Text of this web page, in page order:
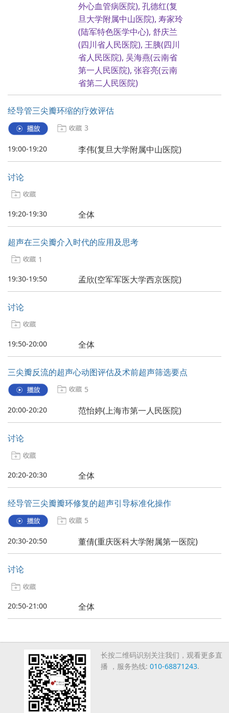
外心血管病医院), 孔德红(复
旦大学附属中山医院), 寿家玲
(陆军特色医学中心), 舒庆兰
(四川省人民医院), 王胰(四川
省人民医院), 吴海燕(云南省
第一人民医院), 张容亮(云南
省第二人民医院)
经导管三尖瓣环缩的疗效评估
3
19:00-19:20 李伟(复旦大学附属中山医院)
讨论
19:20-19:30 全体
超声在三尖瓣介入时代的应用及思考
1
19:30-19:50
孟欣(空军军医大学西京医院)
讨论
19:50-20:00 全体
三尖瓣反流的超声心动图评估及术前超声筛选要点
5
20:00-20:20 范怡婷(上海市第一人民医院)
讨论
20:20-20:30 全体
经导管三尖瓣瓣环修复的超声引导标准化操作
5
20:30-20:50 董倩(重庆医科大学附属第一医院)
讨论
20:50-21:00 全体
长按二维码识别关注我们，观看更多直
播 ，服务热线: 010-68871243.